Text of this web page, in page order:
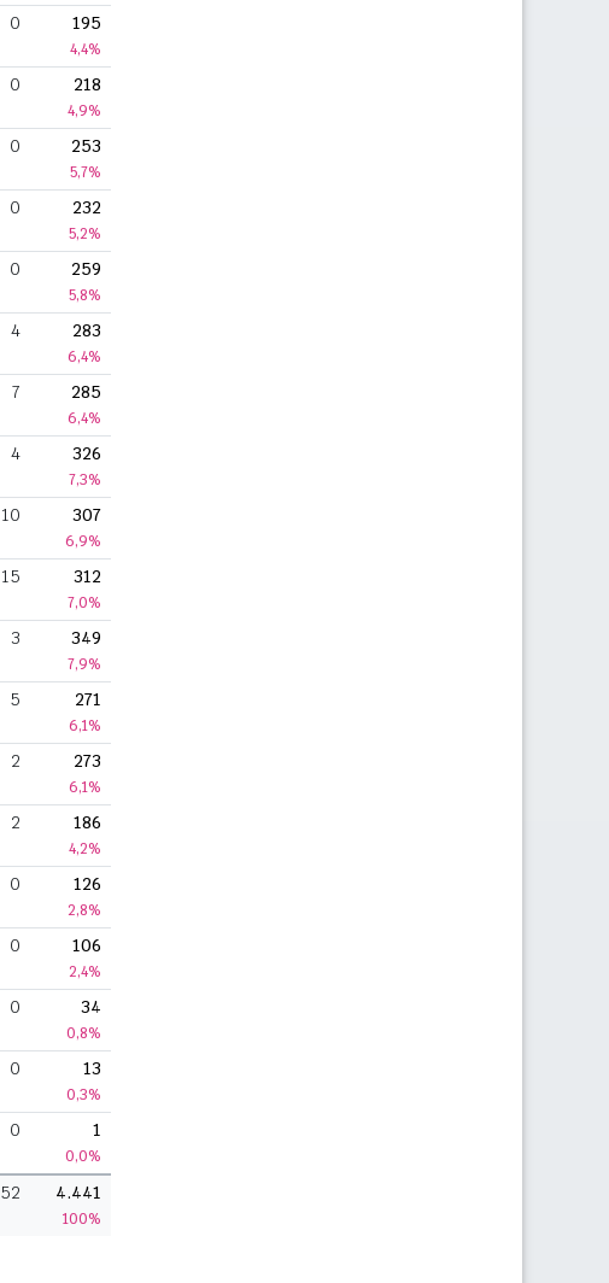
0 195
4,4%
0 218
4,9%
0 253
5,7%
0 232
5,2%
0 259
5,8%
4 283
6,4%
7 285
6,4%
4 326
7,3%
10 307
6,9%
15 312
7,0%
3 349
7,9%
5 271
6,1%
2 273
6,1%
2 186
4,2%
0 126
2,8%
0 106
2,4%
0 34
0,8%
0 13
0,3%
0 1
0,0%
52 4.441
100%